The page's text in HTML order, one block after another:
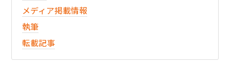
メディア掲載情報
執筆
転載記事